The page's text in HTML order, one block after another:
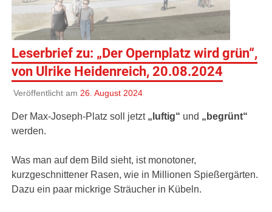
Leserbrief zu: „Der Opernplatz wird grün“,
von Ulrike Heidenreich, 20.08.2024
Veröffentlicht am 26. August 2024
Der Max-Joseph-Platz soll jetzt „luftig“ und „begrünt“
werden.
Was man auf dem Bild sieht, ist monotoner,
kurzgeschnittener Rasen, wie in Millionen Spießergärten.
Dazu ein paar mickrige Sträucher in Kübeln.